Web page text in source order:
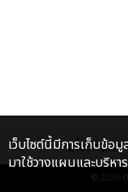
เกี่ยวกับเรา
© 2026
เว็บไซต์นี้มีการเก็บข้อ
มาใช้วางแผนและบริหา